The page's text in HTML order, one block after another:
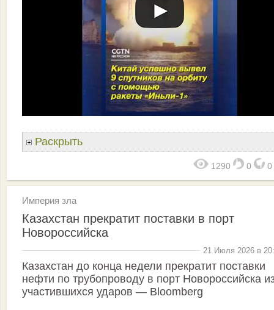
Раскрыть
1290 0 0
Империя зла
Казахстан прекратит поставки в порт
Новороссийска
21 Июля 2026 в
Казахстан до конца недели прекратит поставки
нефти по трубопроводу в порт Новороссийска
участившихся ударов — Bloomberg